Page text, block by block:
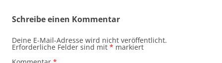
Schreibe einen Kommentar
Deine E-Mail-Adresse wird nicht veröffentlicht.
Erforderliche Felder sind mit * markiert